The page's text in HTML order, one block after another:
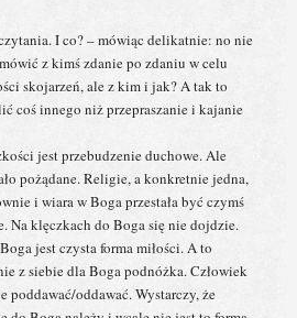
czytania. I co? – mówiąc delikatnie: no nie
z kimś zdanie po zdaniu w celu
skojarzeń, ale z kim i jak? A tak to
coś innego niż przepraszanie i kajanie
jest przebudzenie duchowe. Ale
pożądane. Religie, a konkretnie jedna,
i wiara w Boga przestała być czymś
Na klęczkach do Boga się nie dojdzie.
jest czysta forma miłości. A to
z siebie dla Boga podnóżka. Człowiek
poddawać/oddawać. Wystarczy, że